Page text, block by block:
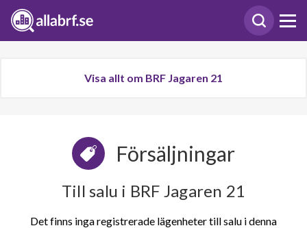
Visa allt om BRF Jagaren 21
Försäljningar
Till salu i BRF Jagaren 21
Det finns inga registrerade lägenheter till salu i denna